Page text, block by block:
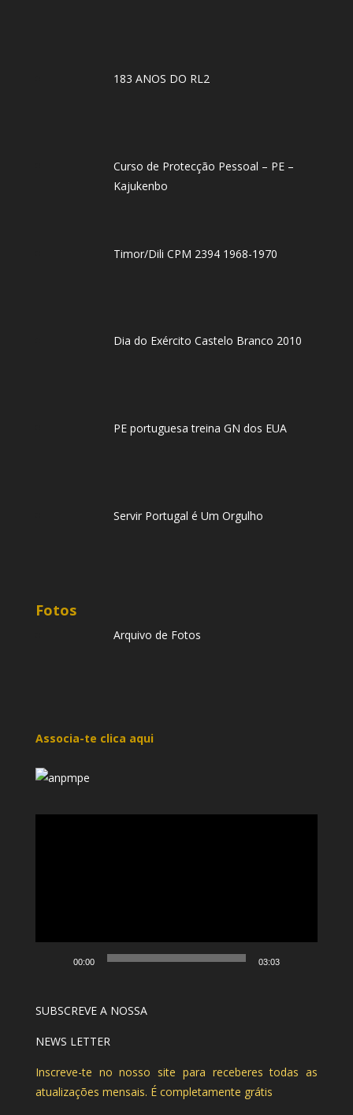
183 ANOS DO RL2
Curso de Protecção Pessoal – PE –
Kajukenbo
Timor/Dili CPM 2394 1968-1970
Dia do Exército Castelo Branco 2010
PE portuguesa treina GN dos EUA
Servir Portugal é Um Orgulho
Fotos
Arquivo de Fotos
Associa-te clica aqui
00:00 03:03
SUBSCREVE A NOSSA
NEWS LETTER
Inscreve-te no nosso site para receberes todas as
atualizações mensais. É completamente grátis